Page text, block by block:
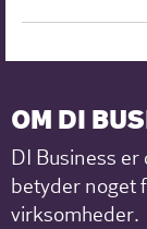
OM DI
DI Business
betyder noget
virksomheder.